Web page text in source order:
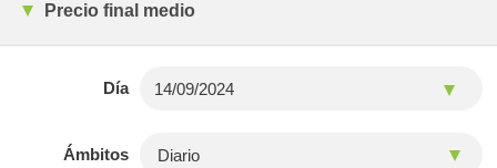
Precio final medio
Día
Ámbitos